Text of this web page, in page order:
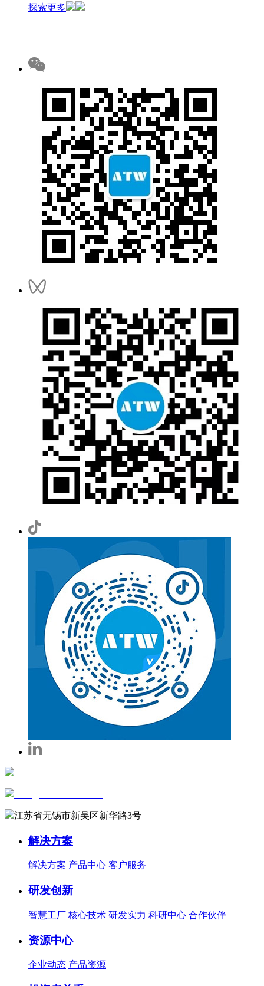
探索更多
江苏省无锡市新吴区新华路3号
解决方案
解决方案 产品中心 客户服务
研发创新
智慧工厂 核心技术 研发实力 科研中心 合作伙伴
资源中心
企业动态 产品资源